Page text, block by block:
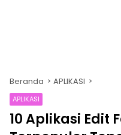
Beranda APLIKASI
APLIKASI
10 Aplikasi Edit